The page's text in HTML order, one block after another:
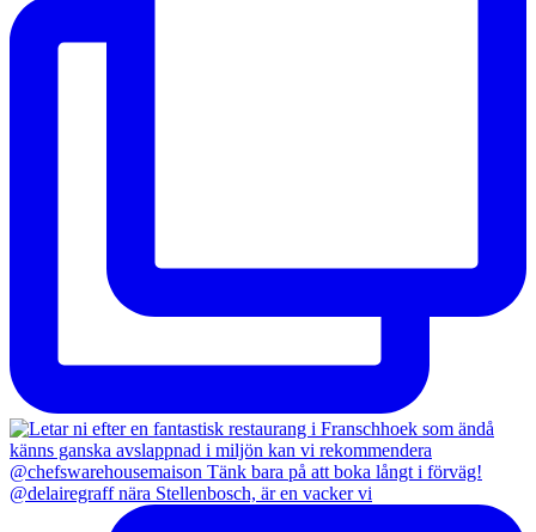
@delairegraff nära Stellenbosch, är en vacker vi